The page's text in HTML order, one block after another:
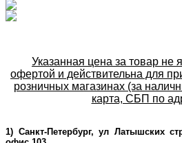
Указанная цена за товар не
офертой и действительна для
розничных магазинах (за
карта, СБП по
1) Санкт-Петербург, ул Латышских